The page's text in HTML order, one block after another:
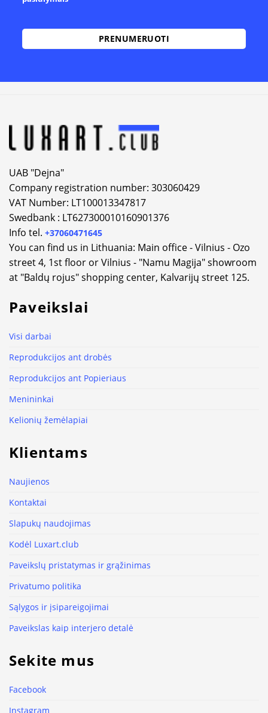
UAB "Dejna"
Company registration number: 303060429
VAT Number: LT100013347817
Swedbank : LT627300010160901376
Info tel. +37060471645
You can find us in Lithuania: Main office - Vilnius - Ozo
street 4, 1st floor or Vilnius - "Namu Magija" showroom
at "Baldų rojus" shopping center, Kalvarijų street 125.
Paveikslai
Visi darbai
Reprodukcijos ant drobės
Reprodukcijos ant Popieriaus
Menininkai
Kelionių žemėlapiai
Klientams
Naujienos
Kontaktai
Slapukų naudojimas
Kodėl Luxart.club
Paveikslų pristatymas ir grąžinimas
Privatumo politika
Sąlygos ir įsipareigojimai
Paveikslas kaip interjero detalė
Sekite mus
Facebook
Instagram